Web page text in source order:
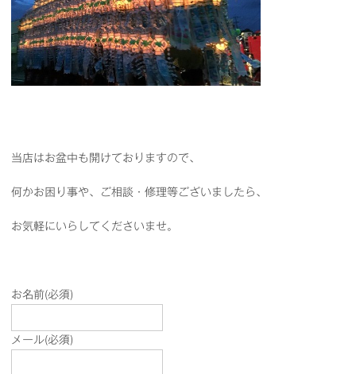
当店はお盆中も開けておりますので、
何かお困り事や、ご相談・修理等ございましたら、
お気軽にいらしてくださいませ。
お名前(必須)
メール(必須)